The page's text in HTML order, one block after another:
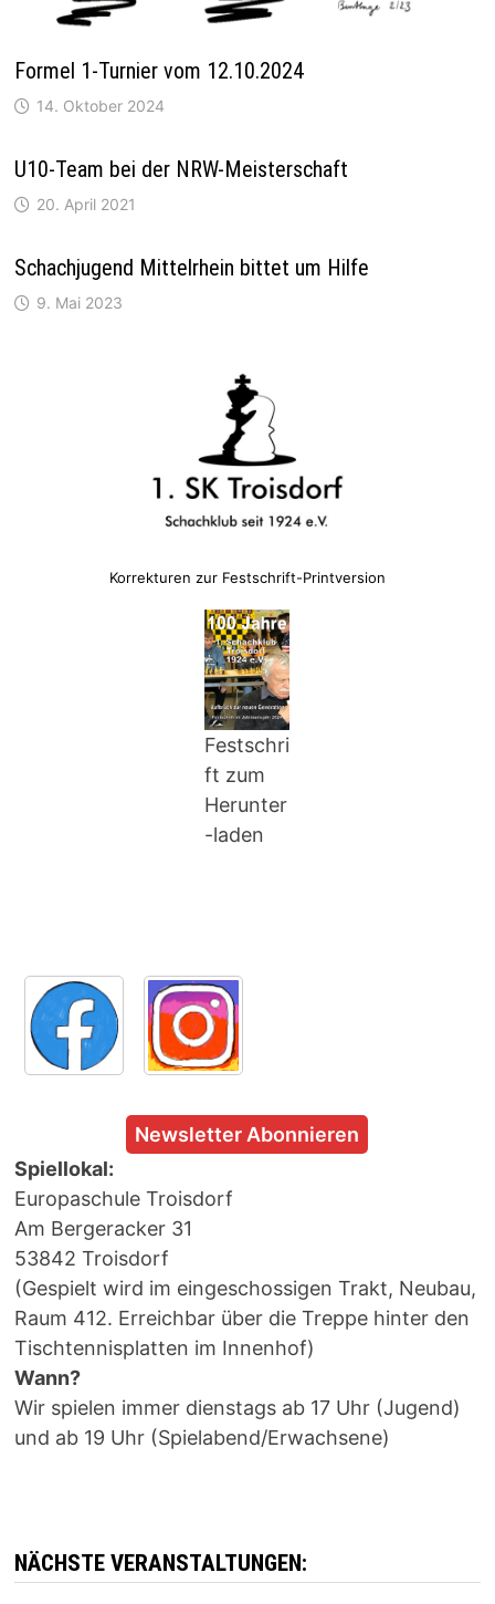
Formel 1-Turnier vom 12.10.2024
14. Oktober 2024
U10-Team bei der NRW-Meisterschaft
20. April 2021
Schachjugend Mittelrhein bittet um Hilfe
9. Mai 2023
Korrekturen zur Festschrift-Printversion
Festschri
ft zum
Herunter
-laden
Newsletter Abonnieren
Spiellokal:
Europaschule Troisdorf
Am Bergeracker 31
53842 Troisdorf
(Gespielt wird im eingeschossigen Trakt, Neubau,
Raum 412. Erreichbar über die Treppe hinter den
Tischtennisplatten im Innenhof)
Wann?
Wir spielen immer dienstags ab 17 Uhr (Jugend)
und ab 19 Uhr (Spielabend/Erwachsene)
NÄCHSTE VERANSTALTUNGEN: